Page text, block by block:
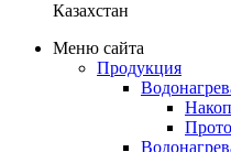
Казахстан
Меню сайта
Продукция